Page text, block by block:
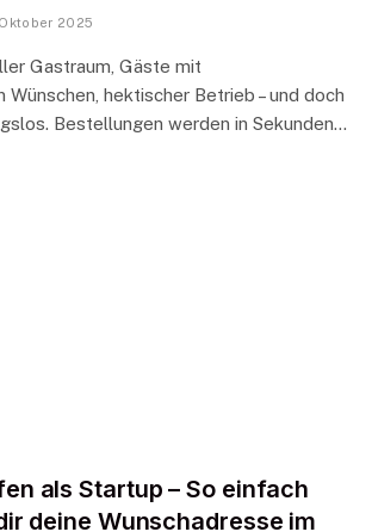
2025
Gastraum, Gäste mit
Wünschen, hektischer Betrieb – und doch
Bestellungen werden in Sekunden…
als Startup – So einfach
deine Wunschadresse im